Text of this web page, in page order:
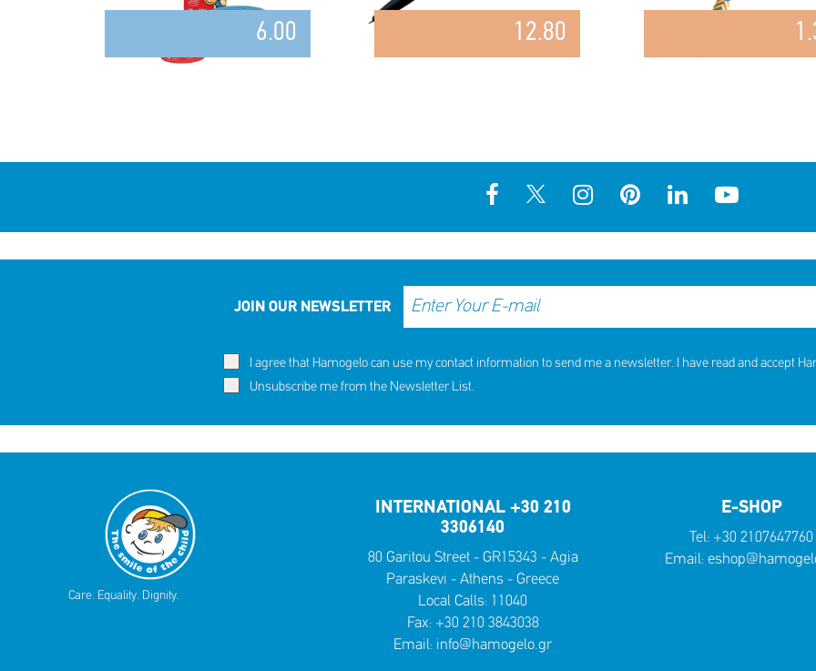
6.00 12.80
JOIN OUR NEWSLETTER
I agree that Hamogelo can use my contact information to send me a newsletter. I have read and accept
Unsubscribe me from the Newsletter List.
Care. Equality. Dignity.
INTERNATIONAL +30 210
3306140
80 Garitou Street - GR15343 - Agia
Paraskevi - Athens - Greece
Local Calls: 11040
Fax: +30 210 3843038
Email: info@hamogelo.gr
E-SHOP
Tel: +30 2107647760
Email: